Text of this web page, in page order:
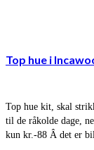
Top hue i
Top hue kit, skal
til de råkolde dage,
kun kr.-88 Â det er